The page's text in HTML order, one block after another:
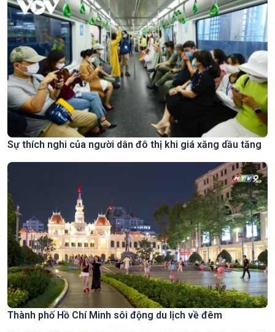
Sự thích nghi của người dân đô thị khi giá xăng dầu tăng
Thành phố Hồ Chí Minh sôi động du lịch về đêm